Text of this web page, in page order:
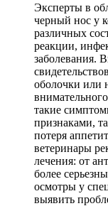
Эксперты в
черный нос у
различных
реакции,
заболевания.
оболочки или
такие
признаками,
потеря
ветеринары
лечения: от
более
осмотры у
выявить